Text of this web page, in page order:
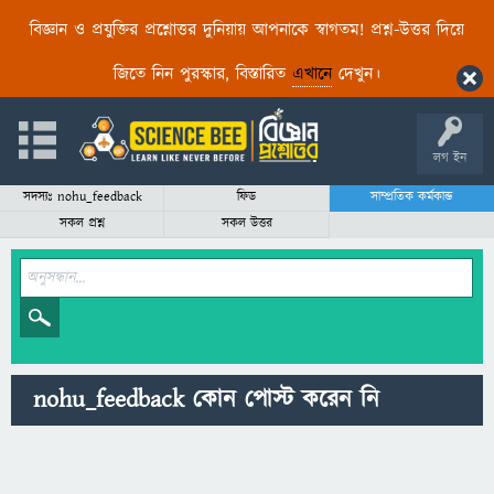
বিজ্ঞান ও প্রযুক্তির প্রশ্নোত্তর দুনিয়ায় আপনাকে স্বাগতম! প্রশ্ন-উত্তর দিয়ে
জিতে নিন পুরস্কার, বিস্তারিত এখানেদেখুন।
লগ ইন
সদস্যঃ nohu_feedback ফিড
সাম্প্রতিক কর্মকান্ড
সকল প্রশ্ন
সকল উত্তর
nohu_feedback কোন পোস্ট করেন নি